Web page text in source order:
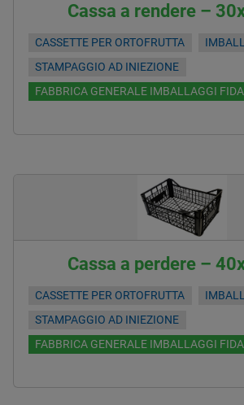
Cassa a rendere –
CASSETTE PER ORTOFRUTTA
STAMPAGGIO AD INIEZIONE
FABBRICA GENERALE IMBALLAGGI
Cassa a perdere –
CASSETTE PER ORTOFRUTTA
STAMPAGGIO AD INIEZIONE
FABBRICA GENERALE IMBALLAGGI